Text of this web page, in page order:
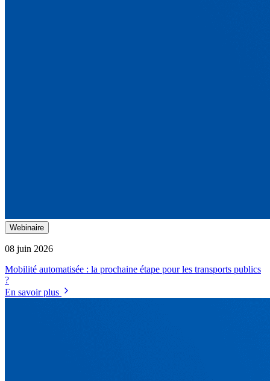
Webinaire
08 juin 2026
Mobilité automatisée : la prochaine étape pour les transports publics
?
En savoir plus